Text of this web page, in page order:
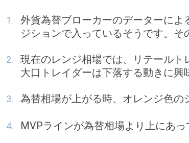
外貨為替ブローカーのデーターによ
ジションで入っているそうです。そ
現在のレンジ相場では、リテールト
大口トレイダーは下落する動きに興
為替相場が上がる時、オレンジ色の
MVPラインが為替相場より上にあ